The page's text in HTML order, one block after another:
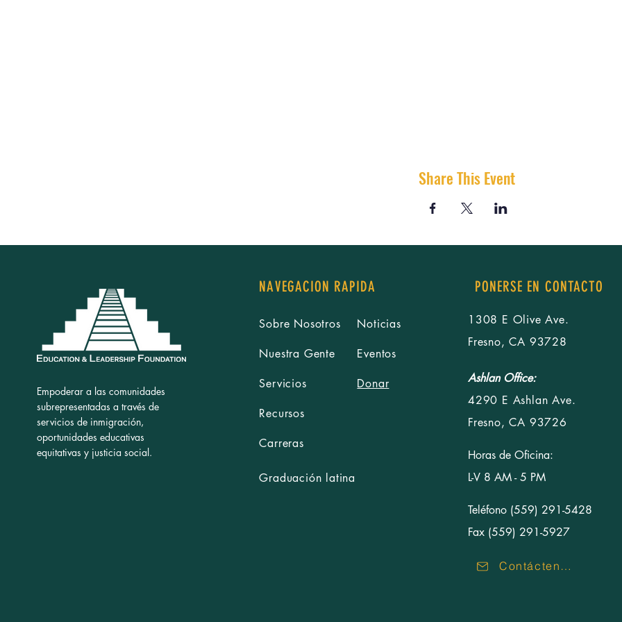
Share This Event
Empoderar a las comunidades
subrepresentadas a través de
servicios de inmigración,
oportunidades educativas
equitativas y justicia social.
NAVEGACION RAPIDA
Sobre Nosotros
Nuestra Gente
Servicios
Recursos
Carreras
Noticias
Eventos
Donar
Graduación latina
PONERSE EN CONTACTO
1308 E Olive Ave.
Fresno, CA 93728
Ashlan Office:
4290 E Ashlan Ave.
Fresno, CA 93726
Horas de Oficina:
L-V 8 AM - 5 PM
Teléfono (559) 291-5428
Fax (559) 291-5927
Contáctenos